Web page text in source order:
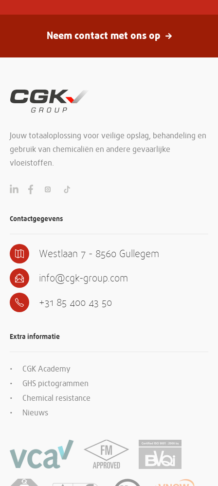
gratis
aan
Neem
contact
met
ons
op
Neem contact met ons op
Jouw totaaloplossing voor veilige opslag, behandeling en
gebruik van chemicaliën en andere gevaarlijke
vloeistoffen.
Contactgegevens
Westlaan 7 - 8560 Gullegem
info@cgk-group.com
+31 85 400 43 50
Extra informatie
CGK Academy
GHS pictogrammen
Chemical resistance
Nieuws